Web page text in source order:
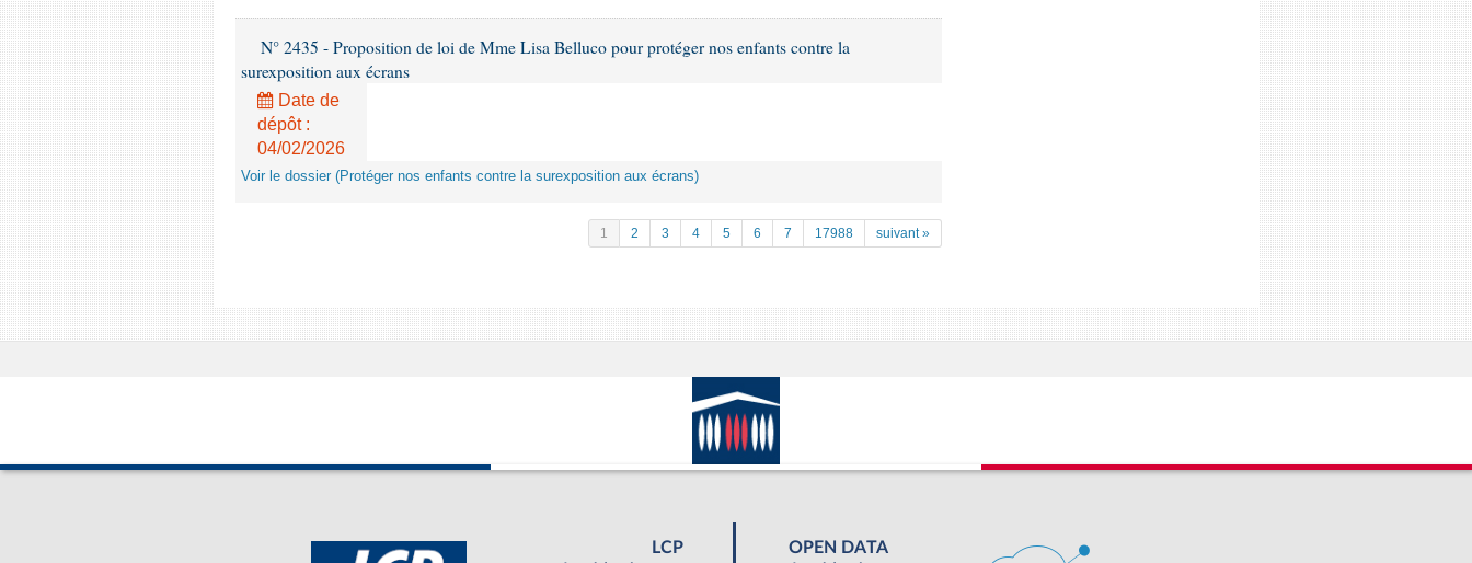
N° 2435 - Proposition de loi de Mme Lisa Belluco pour protéger nos enfants contre la
surexposition aux écrans
Date de
dépôt :
04/02/2026
Voir le dossier (Protéger nos enfants contre la surexposition aux écrans)
1 2 3 4 5 6 7 17988 suivant »
LCP
OPEN DATA